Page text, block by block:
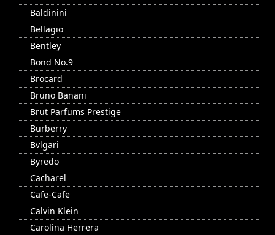
Baldinini
Bellagio
Bentley
Bond No.9
Brocard
Bruno Banani
Brut Parfums Prestige
Burberry
Bvlgari
Byredo
Cacharel
Cafe-Cafe
Calvin Klein
Carolina Herrera